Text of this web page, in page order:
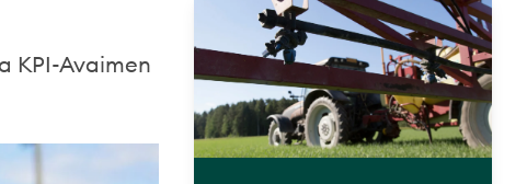
KPI-Avaimen